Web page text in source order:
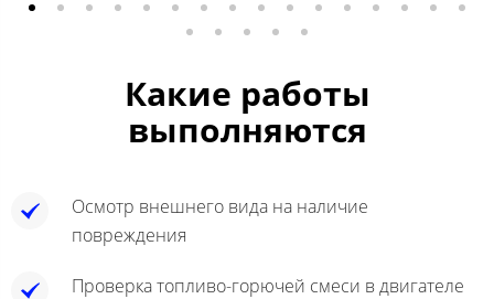
Какие работы
выполняются
Осмотр внешнего вида на наличие
повреждения
Проверка топливо-горючей смеси в двигателе